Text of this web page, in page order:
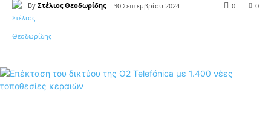
By Στέλιος Θεοδωρίδης 30 Σεπτεμβρίου 2024 0
0